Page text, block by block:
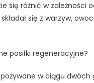
się różnić w
się z warzyw,
posiłki regeneracyjne?
w ciągu